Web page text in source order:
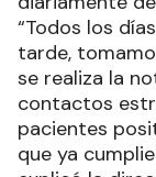
“Todos los
tarde,
se realiza la
contactos
pacientes
que ya